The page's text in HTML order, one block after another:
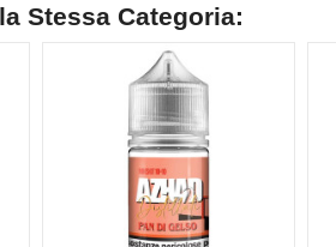
Stessa Categoria:
NON DISPONIBILE